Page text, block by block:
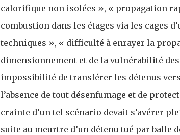
calorifique non isolées », « propagation
combustion dans les étages via les cages
techniques », « difficulté à enrayer la
dimensionnement et de la vulnérabilité
impossibilité de transférer les détenus
l’absence de tout désenfumage et de
crainte d’un tel scénario devait s’avérer
suite au meurtre d’un détenu tué par